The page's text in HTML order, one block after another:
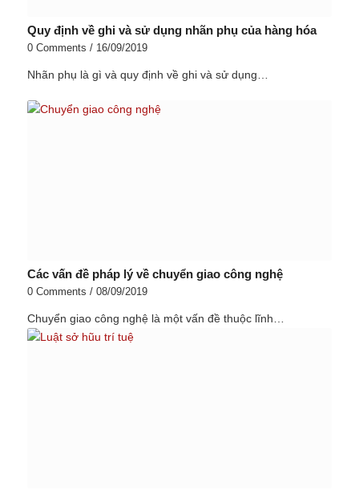
Quy định về ghi và sử dụng nhãn phụ của hàng hóa
0 Comments / 16/09/2019
Nhãn phụ là gì và quy định về ghi và sử dụng…
Các vấn đề pháp lý về chuyển giao công nghệ
0 Comments / 08/09/2019
Chuyển giao công nghệ là một vấn đề thuộc lĩnh…